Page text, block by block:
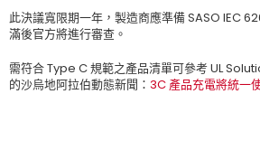
此決議寬限期一年，製造商應準備 SASO IEC
滿後官方將進行審查。
需符合 Type C 規範之產品清單可參考 UL
的沙烏地阿拉伯動態新聞： 3C 產品充電將統一